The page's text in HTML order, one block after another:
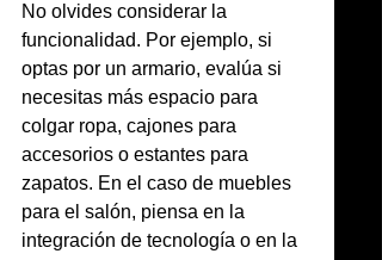
No olvides considerar la
funcionalidad. Por ejemplo, si
optas por un armario, evalúa si
necesitas más espacio para
colgar ropa, cajones para
accesorios o estantes para
zapatos. En el caso de muebles
para el salón, piensa en la
integración de tecnología o en la